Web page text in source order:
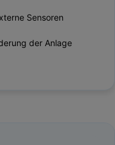
Sensoren
der Anlage